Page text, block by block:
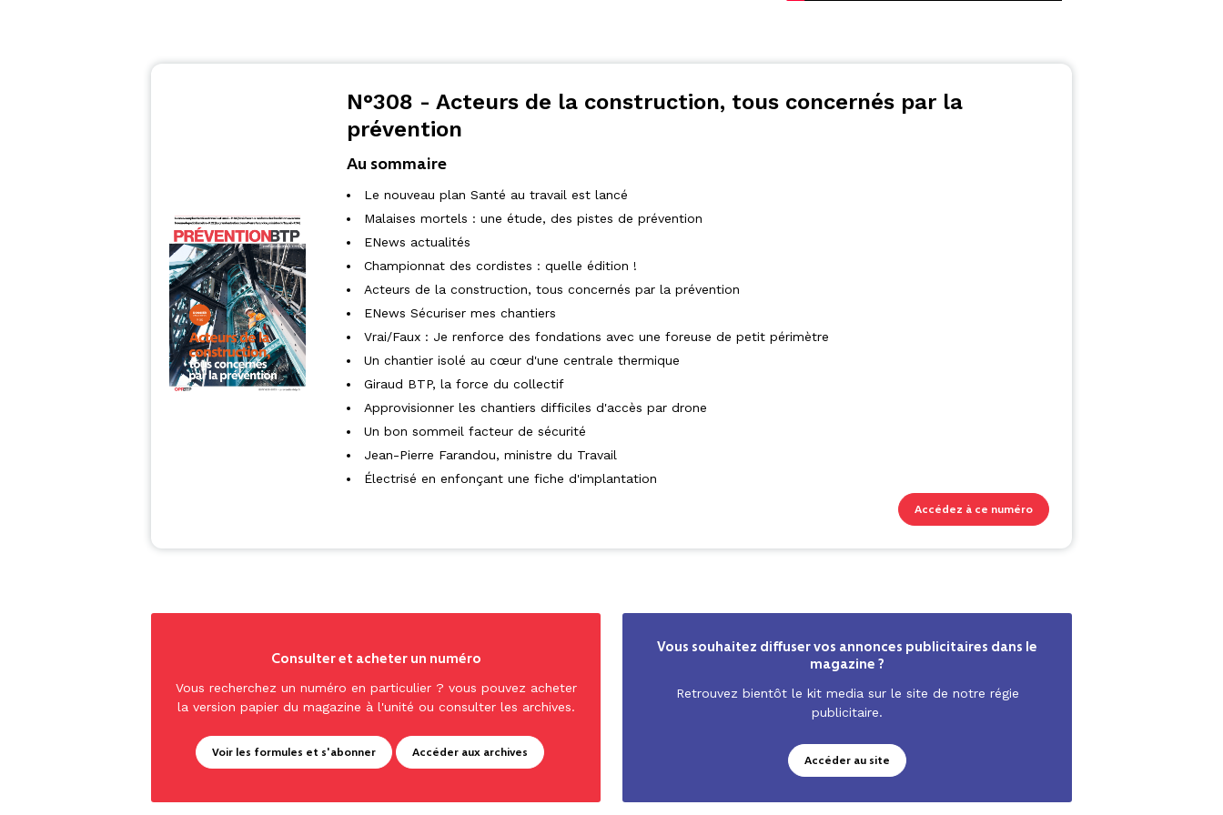
N°308 - Acteurs de la construction, tous concernés par la
prévention
Au sommaire
Le nouveau plan Santé au travail est lancé
Malaises mortels : une étude, des pistes de prévention
ENews actualités
Championnat des cordistes : quelle édition !
Acteurs de la construction, tous concernés par la prévention
ENews Sécuriser mes chantiers
Vrai/Faux : Je renforce des fondations avec une foreuse de petit périmètre
Un chantier isolé au cœur d'une centrale thermique
Giraud BTP, la force du collectif
Approvisionner les chantiers difficiles d'accès par drone
Un bon sommeil facteur de sécurité
Jean-Pierre Farandou, ministre du Travail
Électrisé en enfonçant une fiche d'implantation
Accédez à ce numéro
Consulter et acheter un numéro
Vous recherchez un numéro en particulier ? vous pouvez acheter
la version papier du magazine à l'unité ou consulter les archives.
Voir les formules et s'abonner Accéder aux archives
Vous souhaitez diffuser vos annonces publicitaires dans le
magazine ?
Retrouvez bientôt le kit media sur le site de notre régie
publicitaire.
Accéder au site